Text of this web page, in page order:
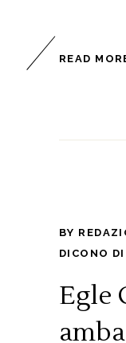
READ
BY
DICONO
Egle